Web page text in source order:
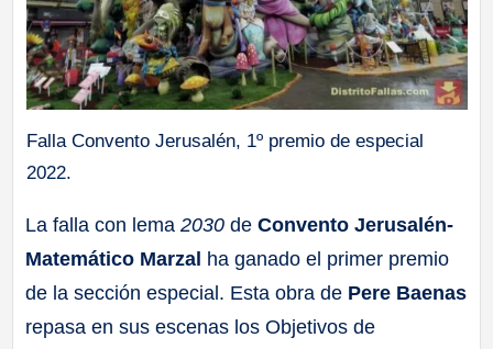
Falla Convento Jerusalén, 1º premio de especial
2022.
La falla con lema2030deConvento Jerusalén-
Matemático Marzal ha ganado el primer premio
de la sección especial. Esta obra de Pere Baenas
repasa en sus escenas los Objetivos de